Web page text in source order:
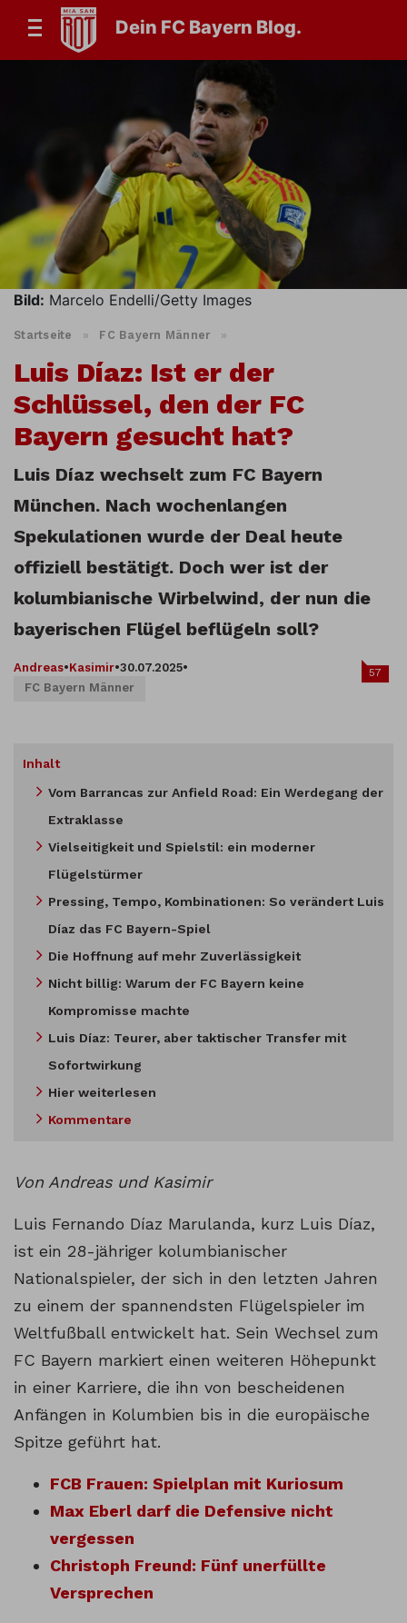
Dein FC Bayern Blog.
Bild: Marcelo Endelli/Getty Images
Startseite » FC Bayern Männer »
Luis Díaz: Ist er der
Schlüssel, den der FC
Bayern gesucht hat?
Luis Díaz wechselt zum FC Bayern
München. Nach wochenlangen
Spekulationen wurde der Deal heute
offiziell bestätigt. Doch wer ist der
kolumbianische Wirbelwind, der nun die
bayerischen Flügel beflügeln soll?
Andreas•Kasimir•30.07.2025•
FC Bayern Männer
57
Inhalt
Vom Barrancas zur Anfield Road: Ein Werdegang der
Extraklasse
Vielseitigkeit und Spielstil: ein moderner
Flügelstürmer
Pressing, Tempo, Kombinationen: So verändert Luis
Díaz das FC Bayern-Spiel
Die Hoffnung auf mehr Zuverlässigkeit
Nicht billig: Warum der FC Bayern keine
Kompromisse machte
Luis Díaz: Teurer, aber taktischer Transfer mit
Sofortwirkung
Hier weiterlesen
Kommentare
Von Andreas und Kasimir
Luis Fernando Díaz Marulanda, kurz Luis Díaz,
ist ein 28-jähriger kolumbianischer
Nationalspieler, der sich in den letzten Jahren
zu einem der spannendsten Flügelspieler im
Weltfußball entwickelt hat. Sein Wechsel zum
FC Bayern markiert einen weiteren Höhepunkt
in einer Karriere, die ihn von bescheidenen
Anfängen in Kolumbien bis in die europäische
Spitze geführt hat.
FCB Frauen: Spielplan mit Kuriosum
Max Eberl darf die Defensive nicht
vergessen
Christoph Freund: Fünf unerfüllte
Versprechen